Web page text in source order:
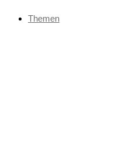
Themen